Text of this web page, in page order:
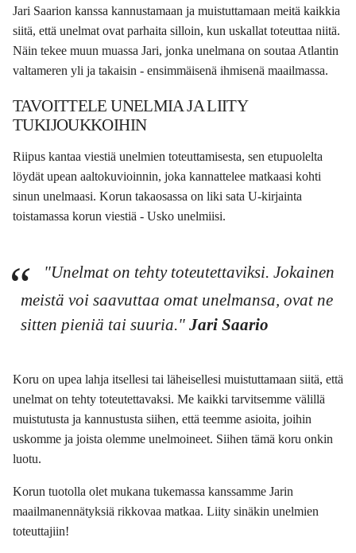
Jari Saarion kanssa kannustamaan ja muistuttamaan meitä kaikkia
siitä, että unelmat ovat parhaita silloin, kun uskallat toteuttaa niitä.
Näin tekee muun muassa Jari, jonka unelmana on soutaa Atlantin
valtameren yli ja takaisin - ensimmäisenä ihmisenä maailmassa.
TAVOITTELE UNELMIA JA LIITY
TUKIJOUKKOIHIN
Riipus kantaa viestiä unelmien toteuttamisesta, sen etupuolelta
löydät upean aaltokuvioinnin, joka kannattelee matkaasi kohti
sinun unelmaasi. Korun takaosassa on liki sata U-kirjainta
toistamassa korun viestiä - Usko unelmiisi.
"Unelmat on tehty toteutettaviksi. Jokainen
meistä voi saavuttaa omat unelmansa, ovat ne
sitten pieniä tai suuria." Jari Saario
Koru on upea lahja itsellesi tai läheisellesi muistuttamaan siitä, että
unelmat on tehty toteutettavaksi. Me kaikki tarvitsemme välillä
muistutusta ja kannustusta siihen, että teemme asioita, joihin
uskomme ja joista olemme unelmoineet. Siihen tämä koru onkin
luotu.
Korun tuotolla olet mukana tukemassa kanssamme Jarin
maailmanennätyksiä rikkovaa matkaa. Liity sinäkin unelmien
toteuttajiin!